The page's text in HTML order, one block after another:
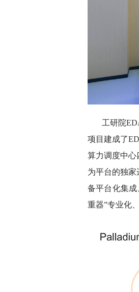
工研院
项目建成了
算力调度中
为平台的独
备平台化集成
重器”专业化